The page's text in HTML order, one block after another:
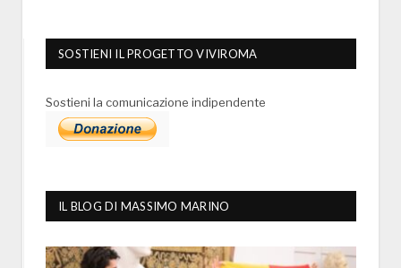
SOSTIENI IL PROGETTO VIVIROMA
Sostieni la comunicazione indipendente
IL BLOG DI MASSIMO MARINO